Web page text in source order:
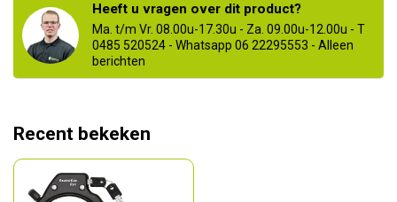
Heeft u vragen over dit product?
Ma. t/m Vr. 08.00u-17.30u - Za. 09.00u-12.00u - T
0485 520524 - Whatsapp 06 22295553 - Alleen
berichten
Recent bekeken